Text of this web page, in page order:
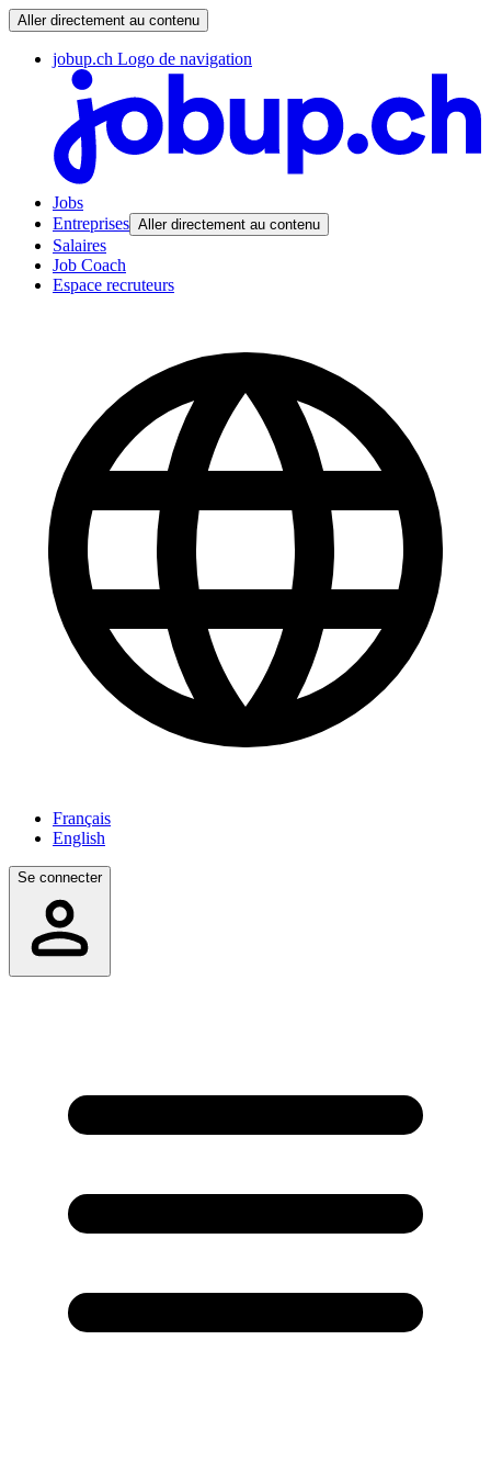
Aller directement au contenu
jobup.ch Logo de navigation
Jobs
Entreprises Aller directement au contenu
Salaires
Job Coach
Espace recruteurs
Français
English
Se connecter